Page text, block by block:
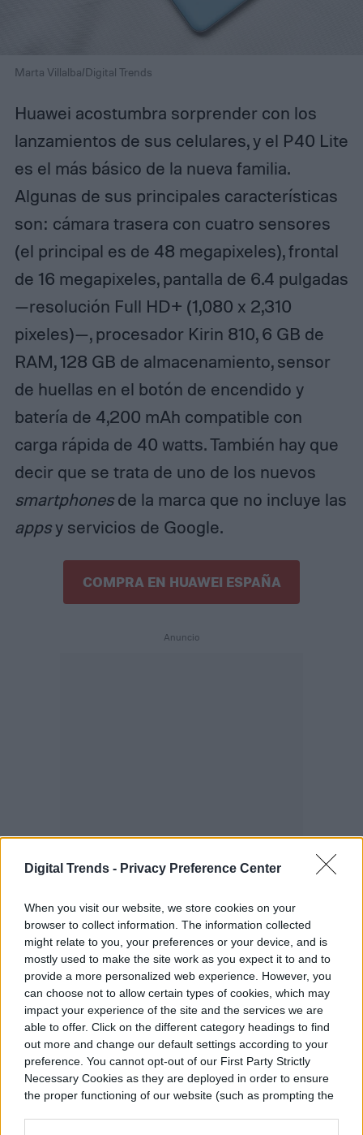
Digital Trends - Privacy Preference Center
When you visit our website, we store cookies on your
browser to collect information. The information collected
might relate to you, your preferences or your device, and is
mostly used to make the site work as you expect it to and to
provide a more personalized web experience. However, you
can choose not to allow certain types of cookies, which may
impact your experience of the site and the services we are
able to offer. Click on the different category headings to find
out more and change our default settings according to your
preference. You cannot opt-out of our First Party Strictly
Necessary Cookies as they are deployed in order to ensure
the proper functioning of our website (such as prompting the
Marta Villalba/Digital Trends
Huawei acostumbra sorprender con los
lanzamientos de sus celulares, y el P40 Lite
es el más básico de la nueva familia.
Algunas de sus principales características
son: cámara trasera con cuatro sensores
(el principal es de 48 megapixeles), frontal
de 16 megapixeles, pantalla de 6.4 pulgadas
—resolución Full HD+ (1,080 x 2,310
pixeles)—, procesador Kirin 810, 6 GB de
RAM, 128 GB de almacenamiento, sensor
de huellas en el botón de encendido y
batería de 4,200 mAh compatible con
carga rápida de 40 watts. También hay que
decir que se trata de uno de los nuevos
smartphonesde la marca que no incluye las
appsy servicios de Google.
COMPRA EN HUAWEI ESPAÑA